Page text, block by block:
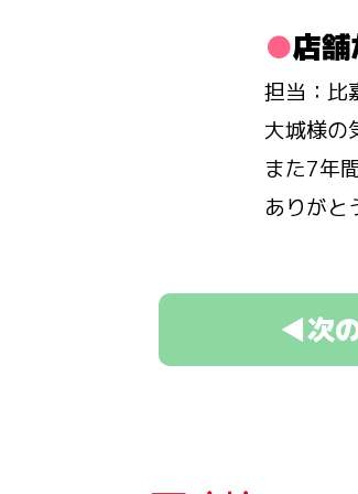
店
担当：比
大城様の
また7年
ありがと
◀次